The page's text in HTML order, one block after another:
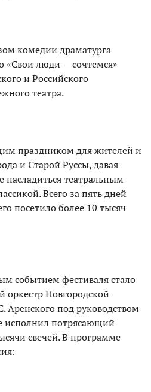
комедии драматурга
«Свои люди — сочтемся»
и Российского
театра.
праздником для жителей и
и Старой Руссы, давая
театральным
Всего за пять дней
посетило более 10 тысяч
событием фестиваля стало
Новгородской
под руководством
исполнил потрясающий
свечей. В программе